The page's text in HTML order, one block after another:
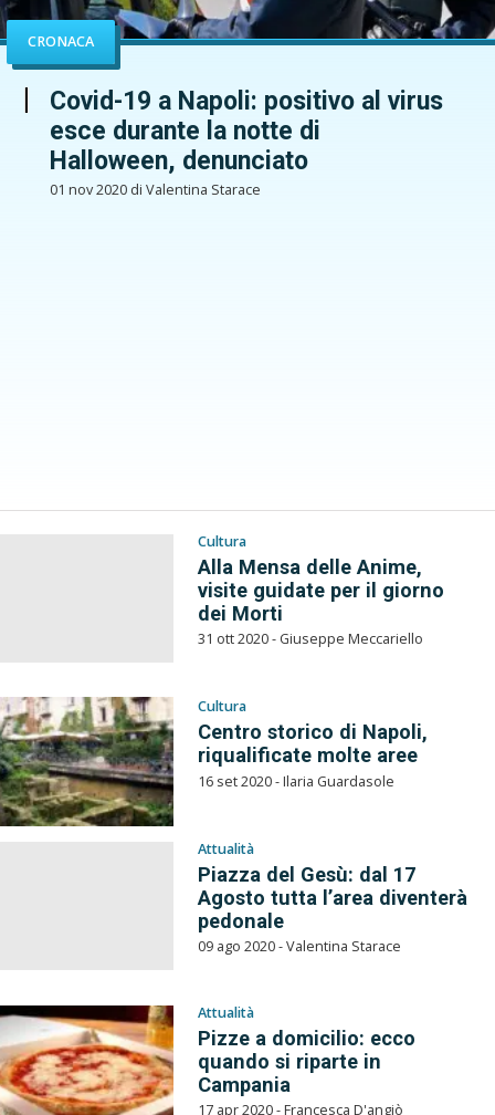
CRONACA
Covid-19 a Napoli: positivo al virus
esce durante la notte di
Halloween, denunciato
01 nov 2020 di Valentina Starace
Cultura
Alla Mensa delle Anime,
visite guidate per il giorno
dei Morti
31 ott 2020 - Giuseppe Meccariello
Cultura
Centro storico di Napoli,
riqualificate molte aree
16 set 2020 - Ilaria Guardasole
Attualità
Piazza del Gesù: dal 17
Agosto tutta l’area diventerà
pedonale
09 ago 2020 - Valentina Starace
Attualità
Pizze a domicilio: ecco
quando si riparte in
Campania
17 apr 2020 - Francesca D'angiò